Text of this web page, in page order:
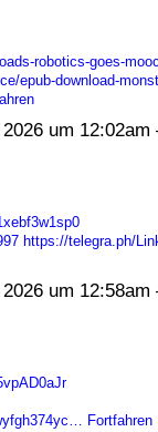
robotics-goes-
epub-download-
um
https://telegra.ph/
um
Fortfahren